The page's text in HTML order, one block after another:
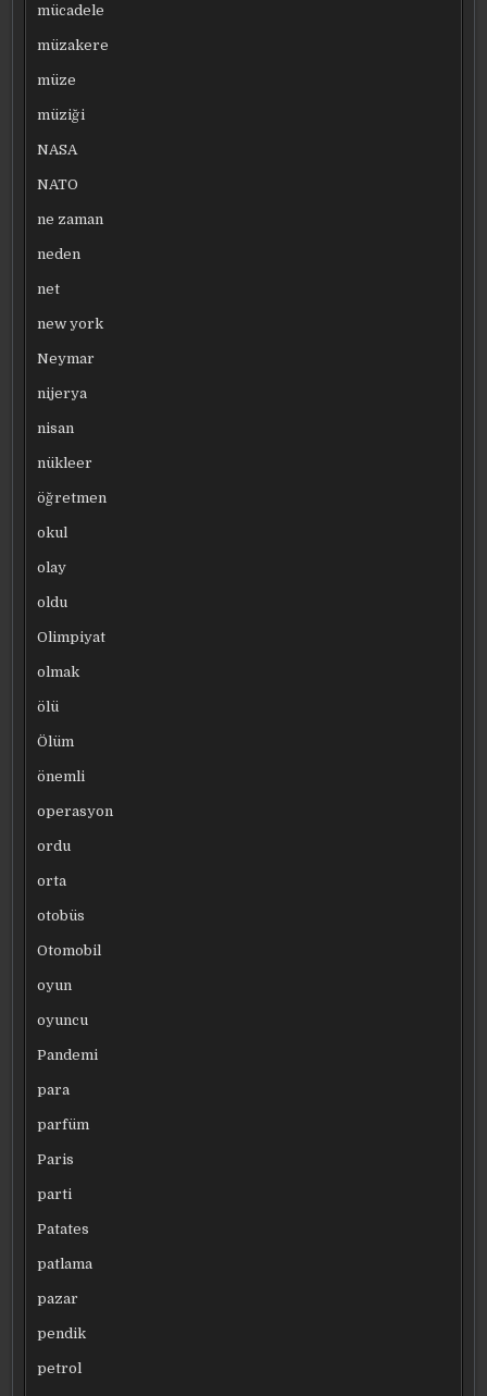
mücadele
müzakere
müze
müziği
NASA
NATO
ne zaman
neden
net
new york
Neymar
nijerya
nisan
nükleer
öğretmen
okul
olay
oldu
Olimpiyat
olmak
ölü
Ölüm
önemli
operasyon
ordu
orta
otobüs
Otomobil
oyun
oyuncu
Pandemi
para
parfüm
Paris
parti
Patates
patlama
pazar
pendik
petrol